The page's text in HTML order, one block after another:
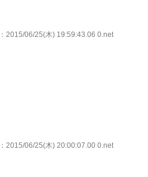
：2015/06/25(木) 19:59:43.06 0.net
：2015/06/25(木) 20:00:07.00 0.net